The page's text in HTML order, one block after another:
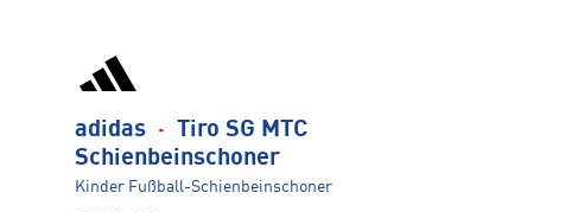
adidas ·
Tiro SG MTC
Schienbeinschoner
Kinder Fußball-Schienbeinschoner